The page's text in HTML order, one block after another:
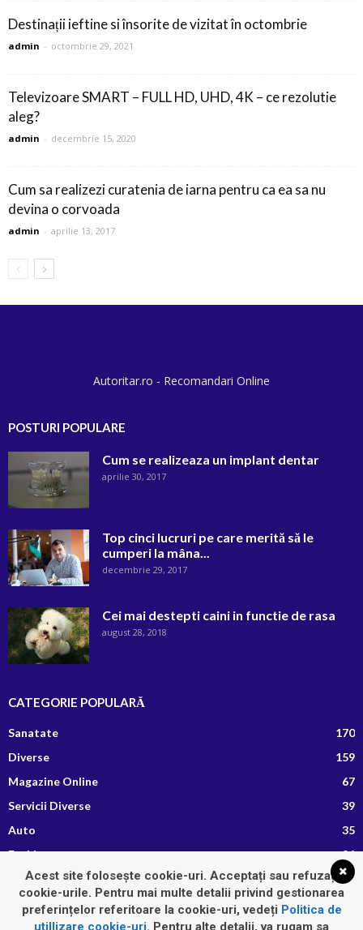
Destinații ieftine si însorite de vizitat în octombrie
admin - octombrie 29, 2021
Televizoare SMART – FULL HD, UHD, 4K – ce rezolutie
aleg?
admin - decembrie 15, 2020
Cum sa realizezi curatenia de iarna pentru ca ea sa nu
devina o corvoada
admin - aprilie 13, 2017
Autoritar.ro - Recomandari Online
POSTURI POPULARE
Cum se realizeaza un implant dentar
aprilie 30, 2017
Top cinci lucruri pe care merită să le
cumperi la mâna...
decembrie 29, 2017
Cei mai destepti caini in functie de rasa
august 28, 2018
CATEGORIE POPULARĂ
Sanatate
170
Diverse
159
Magazine Online
67
Servicii Diverse
39
Auto
35
Fashion
26
Afaceri si Finante
13
Retete Culinare
Acest site folosește cookie-uri. Acceptați sau refuzați
cookie-urile. Pentru mai multe detalii privind gestionarea
preferințelor referitoare la cookie-uri, vedeți Politica de
utillizare cookie-uri. Pentru alte detalii, va rugam sa